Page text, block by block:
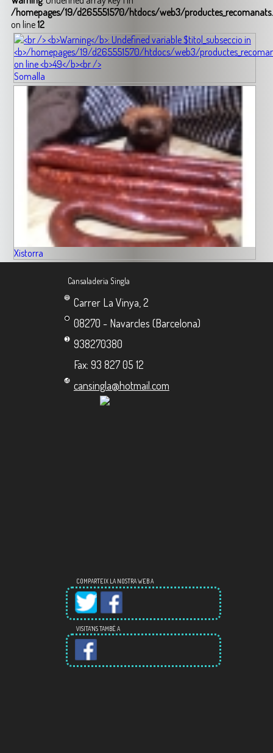
/homepages/19/d265551570/htdocs/web3/
on line12
Somalla
Xistorra
Cansaladeria Singla
Carrer La Vinya, 2
08270 - Navarcles (Barcelona)
938270380
Fax: 93 827 05 12
cansingla@hotmail.com
COMPARTEIX LA NOSTRA WEB A
VISITA'NS TAMBÉ A